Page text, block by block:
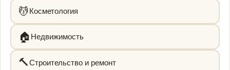
💆Косметология
🏠 Недвижимость
🔨Строительство и ремонт